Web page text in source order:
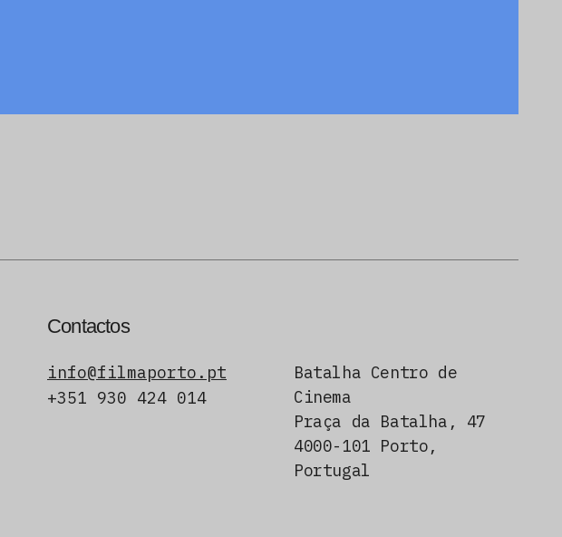
Contactos
info@filmaporto.pt
+351 930 424 014
Batalha Centro de
Cinema
Praça da Batalha, 47
4000-101 Porto,
Portugal